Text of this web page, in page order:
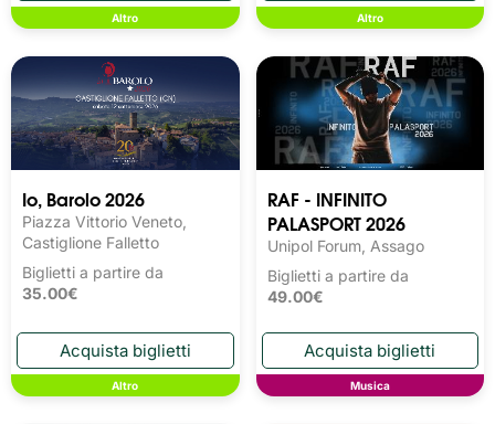
Altro Altro
Io, Barolo 2026
Piazza Vittorio Veneto,
Castiglione Falletto
Biglietti a partire da
35.00€
Altro
RAF - INFINITO
PALASPORT 2026
Unipol Forum, Assago
Biglietti a partire da
49.00€
Musica